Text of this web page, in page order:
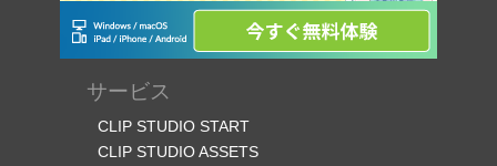
サービス
CLIP STUDIO START
CLIP STUDIO ASSETS